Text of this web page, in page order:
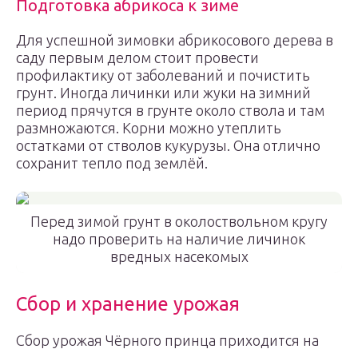
Подготовка абрикоса к зиме
Для успешной зимовки абрикосового дерева в
саду первым делом стоит провести
профилактику от заболеваний и почистить
грунт. Иногда личинки или жуки на зимний
период прячутся в грунте около ствола и там
размножаются. Корни можно утеплить
остатками от стволов кукурузы. Она отлично
сохранит тепло под землёй.
Перед зимой грунт в околоствольном кругу
надо проверить на наличие личинок
вредных насекомых
Сбор и хранение урожая
Сбор урожая Чёрного принца приходится на